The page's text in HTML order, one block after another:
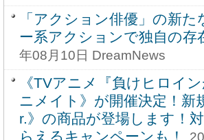
「アクション俳優」の新
ー系アクションで独自の存
年08月10日 DreamNews
《TVアニメ『負けヒロイ
ニメイト》が開催決定！
r.》の商品が登場します！
らえるキャンペーンも！